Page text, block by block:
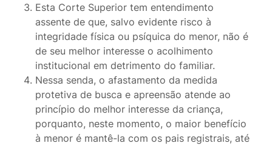
Esta Corte Superior tem entendimento
assente de que, salvo evidente risco à
integridade física ou psíquica do menor, não é
de seu melhor interesse o acolhimento
institucional em detrimento do familiar.
Nessa senda, o afastamento da medida
protetiva de busca e apreensão atende ao
princípio do melhor interesse da criança,
porquanto, neste momento, o maior benefício
à menor é mantê-la com os pais registrais, até